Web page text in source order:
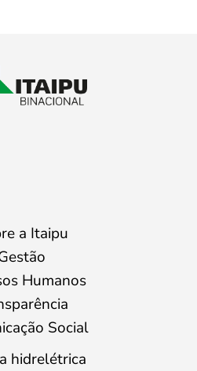
a Itaipu
Humanos
Social
hidrelétrica